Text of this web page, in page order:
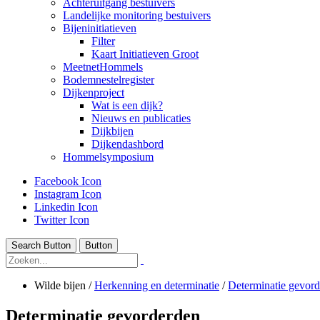
Achteruitgang bestuivers
Landelijke monitoring bestuivers
Bijeninitiatieven
Filter
Kaart Initiatieven Groot
MeetnetHommels
Bodemnestelregister
Dijkenproject
Wat is een dijk?
Nieuws en publicaties
Dijkbijen
Dijkendashbord
Hommelsymposium
Facebook Icon
Instagram Icon
Linkedin Icon
Twitter Icon
Search Button Button
Wilde bijen /Herkenning en determinatie /Determinatie
Determinatie gevorderden